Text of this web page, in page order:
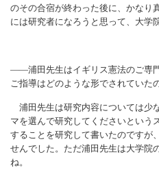
のその合宿が終わった後に、かなり
には研究者になろうと思って、大学
――浦田先生はイギリス憲法のご専
ご指導はどのような形でされていた
浦田先生は研究内容については少
マを選んで研究してくださいという
することを研究して書いたのですが
せんでした。ただ浦田先生は大学院
ね。